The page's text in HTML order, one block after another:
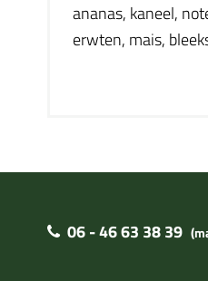
ananas, kaneel,
erwten, mais,
06 - 46 63 38 39